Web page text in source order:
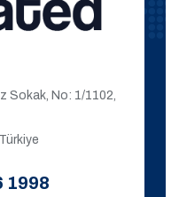
Sokak, No: 1/1102,
1998